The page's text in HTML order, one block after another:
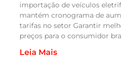
importação de veículos
mantém cronograma de
tarifas no setor Garantir
preços para o consumidor
Leia Mais